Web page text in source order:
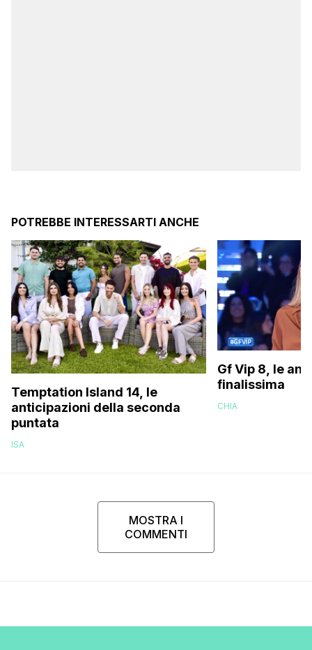
POTREBBE INTERESSARTI ANCHE
Temptation Island 14, le
anticipazioni della seconda
puntata
ISA
Gf Vip 8, le
finalissima
CHIA
MOSTRA I
COMMENTI